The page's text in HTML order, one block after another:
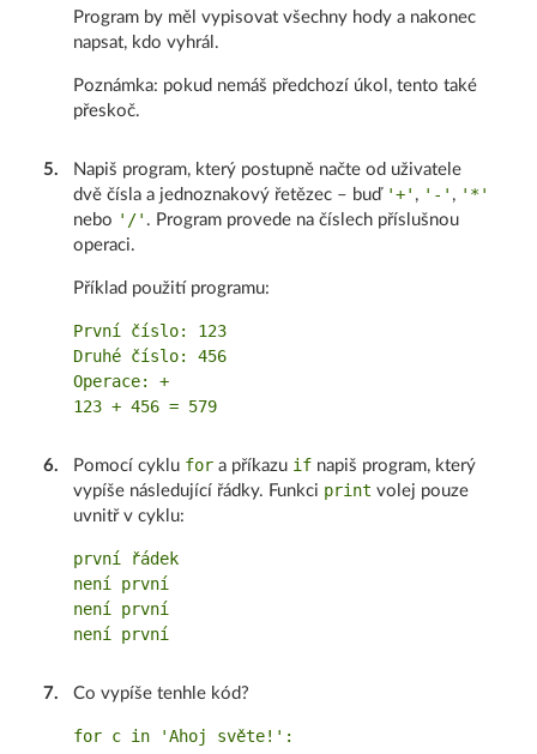
Program by měl vypisovat všechny hody a nakonec
napsat, kdo vyhrál.
Poznámka: pokud nemáš předchozí úkol, tento také
přeskoč.
5.
Napiš program, který postupně načte od uživatele
dvě čísla a jednoznakový řetězec – buď '+' , '-' , '*'
nebo '/' . Program provede na číslech příslušnou
operaci.
Příklad použití programu:
První číslo: 123
Druhé číslo: 456
Operace: +
6. Pomocí cyklu for a příkazu if napiš program, který
vypíše následující řádky. Funkci print volej pouze
uvnitř v cyklu:
první řádek
není první
není první
7. Co vypíše tenhle kód?
for c in 'Ahoj světe!':